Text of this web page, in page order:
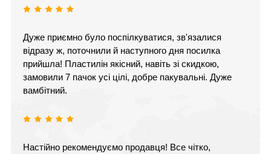
Дуже приємно було поспілкуватися, зв'язалися
відразу ж, поточнили й наступного дня посилка
прийшла! Пластилін якісний, навіть зі скидкою,
замовили 7 пачок усі цілі, добре пакувальні. Дуже
вамбітний.
Настійно рекомендуємо продавця! Все чітко,